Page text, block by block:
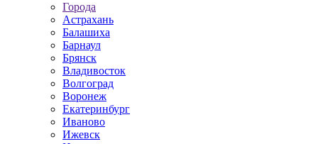
Города
Астрахань
Балашиха
Барнаул
Брянск
Владивосток
Волгоград
Воронеж
Екатеринбург
Иваново
Ижевск